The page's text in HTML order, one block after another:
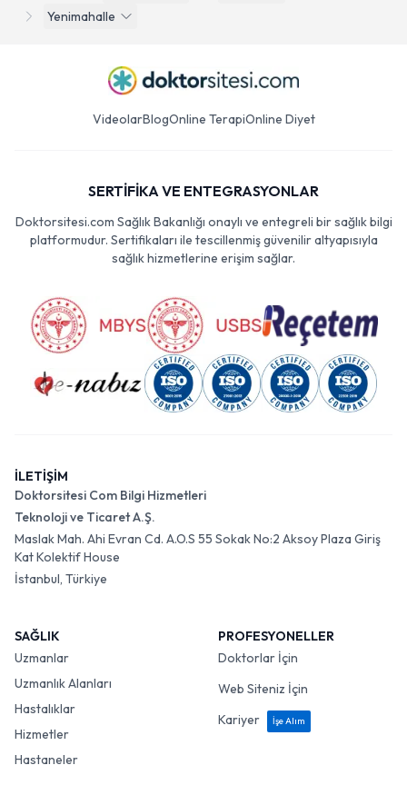
Yenimahalle
VideolarBlogOnline TerapiOnline Diyet
SERTİFİKA VE ENTEGRASYONLAR
Doktorsitesi.com Sağlık Bakanlığı onaylı ve entegreli bir sağlık bilgi
platformudur. Sertifikaları ile tescillenmiş güvenilir altyapısıyla
sağlık hizmetlerine erişim sağlar.
İLETİŞİM
Doktorsitesi Com Bilgi Hizmetleri
Teknoloji ve Ticaret A.Ş.
Maslak Mah. Ahi Evran Cd. A.O.S 55 Sokak No:2 Aksoy Plaza Giriş
Kat Kolektif House
İstanbul, Türkiye
SAĞLIK
Uzmanlar
Uzmanlık Alanları
Hastalıklar
Hizmetler
Hastaneler
PROFESYONELLER
Doktorlar İçin
Web Siteniz İçin
Kariyer
İşe Alım